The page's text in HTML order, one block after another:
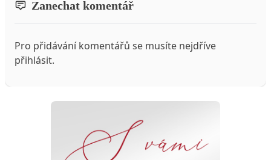
Zanechat komentář
Pro přidávání komentářů se musíte nejdříve
přihlásit.